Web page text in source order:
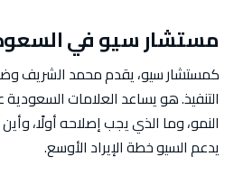
مستشار سيو في
كمستشار سيو، يقدم محمد الشريف
التنفيذ. هو يساعد العلامات
النمو، وما الذي يجب إصلاحه أولًا،
يدعم السيو خطة الإيراد الأوسع.